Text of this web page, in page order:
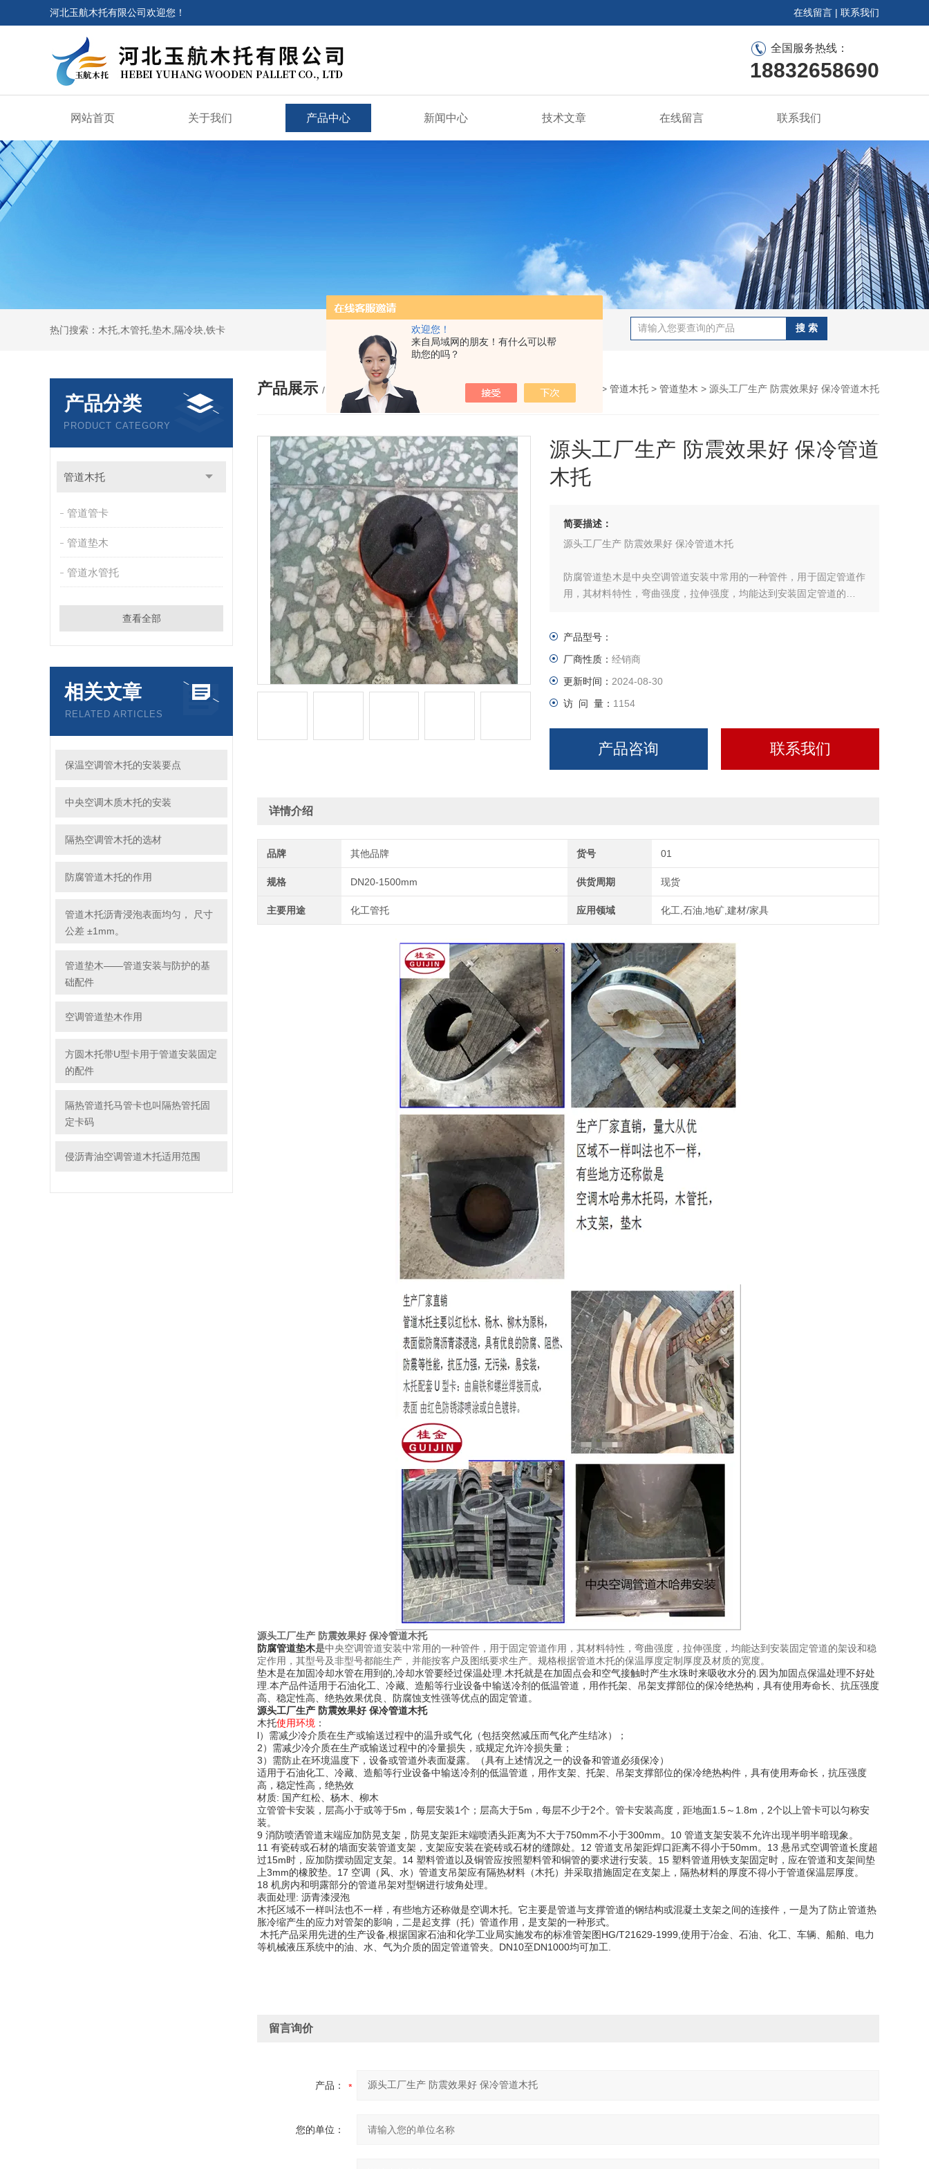
欢迎您！
来自局域网的朋友！有什么可以帮
助您的吗？
河北玉航木托有限公司欢迎您！ 在线留言 | 联系我们
全国服务热线：
18832658690
网站首页 关于我们 产品中心 新闻中心 技术文章 在线留言 联系我们
热门搜索：木托,木管托,垫木,隔冷块,铁卡
产品分类
PRODUCT CATEGORY
管道木托
管道管卡
管道垫木
管道水管托
查看全部
相关文章
RELATED ARTICLES
保温空调管木托的安装要点
中央空调木质木托的安装
隔热空调管木托的选材
防腐管道木托的作用
管道木托沥青浸泡表面均匀， 尺寸
公差 ±1mm。
管道垫木——管道安装与防护的基
础配件
空调管道垫木作用
方圆木托带U型卡用于管道安装固定
的配件
隔热管道托马管卡也叫隔热管托固
定卡码
侵沥青油空调管道木托适用范围
产品展示 / PRODUCTS 您的位置： 网站首页> > 管道木托 > 管道垫木 > 源头工厂生产 防震效果好 保冷管道木托
源头工厂生产 防震效果好 保冷管道
木托
简要描述：
源头工厂生产 防震效果好 保冷管道木托
防腐管道垫木是中央空调管道安装中常用的一种管件，用于固定管道作
用，其材料特性，弯曲强度，拉伸强度，均能达到安装固定管道的架设
产品型号：
厂商性质： 经销商
更新时间： 2024-08-30
访 问 量： 1154
产品咨询 联系我们
详情介绍
品牌 其他品牌 货号 01
规格 DN20-1500mm 供货周期 现货
主要用途 化工管托 应用领域 化工,石油,地矿,建材/家具
源头工厂生产 防震效果好 保冷管道木托
防腐管道垫木是中央空调管道安装中常用的一种管件，用于固定管道作用，其材料特性，弯曲强度，拉伸强度，均能达到安装固定管道的架设和稳
定作用，其型号及非型号都能生产，并能按客户及图纸要求生产。规格根据管道木托的保温厚度定制厚度及材质的宽度。
垫木是在加固冷却水管在用到的,冷却水管要经过保温处理.木托就是在加固点会和空气接触时产生水珠时来吸收水分的.因为加固点保温处理不好处
理.本产品件适用于石油化工、冷藏、造船等行业设备中输送冷剂的低温管道，用作托架、吊架支撑部位的保冷绝热构，具有使用寿命长、抗压强度
高、稳定性高、绝热效果优良、防腐蚀支性强等优点的固定管道。
源头工厂生产 防震效果好 保冷管道木托
木托使用环境 ：
l）需减少冷介质在生产或输送过程中的温升或气化（包括突然减压而气化产生结冰）；
2）需减少冷介质在生产或输送过程中的冷量损失，或规定允许冷损失量；
3）需防止在环境温度下，设备或管道外表面凝露。（具有上述情况之一的设备和管道必须保冷）
适用于石油化工、冷藏、造船等行业设备中输送冷剂的低温管道，用作支架、托架、吊架支撑部位的保冷绝热构件，具有使用寿命长，抗压强度
高，稳定性高，绝热效
材质: 国产红松、杨木、柳木
立管管卡安装，层高小于或等于5m，每层安装1个；层高大于5m，每层不少于2个。管卡安装高度，距地面1.5～1.8m，2个以上管卡可以匀称安
装。
9 消防喷洒管道末端应加防晃支架，防晃支架距末端喷洒头距离为不大于750mm不小于300mm。10 管道支架安装不允许出现半明半暗现象。
11 有瓷砖或石材的墙面安装管道支架，支架应安装在瓷砖或石材的缝隙处。12 管道支吊架距焊口距离不得小于50mm。13 悬吊式空调管道长度超
过15m时，应加防摆动固定支架。14 塑料管道以及铜管应按照塑料管和铜管的要求进行安装。15 塑料管道用铁支架固定时，应在管道和支架间垫
上3mm的橡胶垫。17 空调（风、水）管道支吊架应有隔热材料（木托）并采取措施固定在支架上，隔热材料的厚度不得小于管道保温层厚度。
18 机房内和明露部分的管道吊架对型钢进行坡角处理。
表面处理: 沥青漆浸泡
木托区域不一样叫法也不一样，有些地方还称做是空调木托。它主要是管道与支撑管道的钢结构或混凝土支架之间的连接件，一是为了防止管道热
胀冷缩产生的应力对管架的影响，二是起支撑（托）管道作用，是支架的一种形式。
木托产品采用先进的生产设备 ,根据国家石油和化学工业局实施发布的标准管架图HG/T21629-1999,使用于冶金、石油、化工、车辆、船舶、电力
等机械液压系统中的油、水、气为介质的固定管道管夹。DN10至DN1000均可加工.
留言询价
产品：
您的单位：